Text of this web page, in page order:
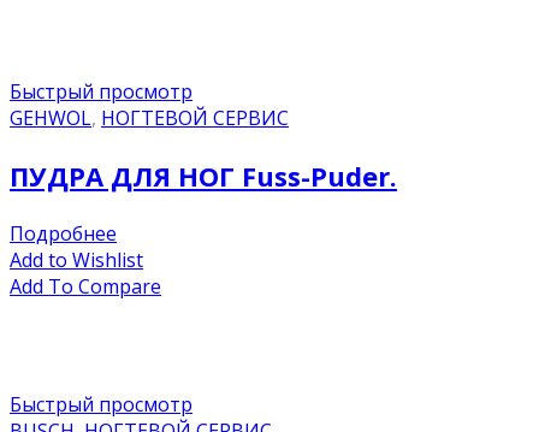
Быстрый просмотр
GEHWOL, НОГТЕВОЙ СЕРВИС
ПУДРА ДЛЯ НОГ Fuss-Puder.
Подробнее
Add to Wishlist
Add To Compare
Быстрый просмотр